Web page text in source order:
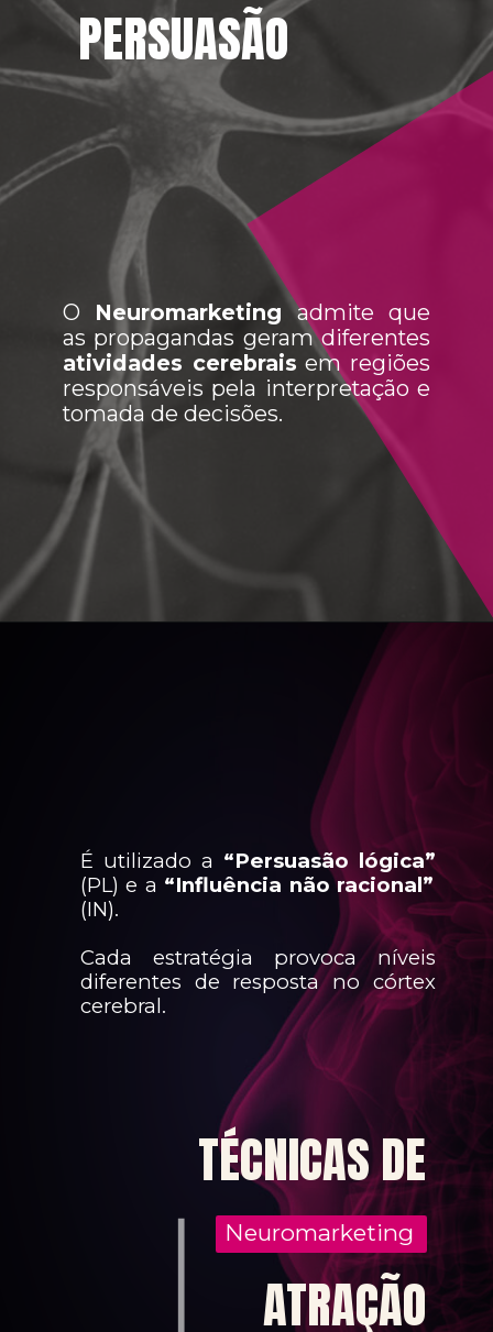
PERSUASÃO
O Neuromarketing
admite que
as propagandas geram diferentes
atividades cerebrais em regiões
responsáveis pela interpretação e
tomada de decisões.
Neuromarketing
É utilizado a “Persuasão lógica”
(PL) e a “Influência não racional”
(IN).
Cada estratégia provoca níveis
diferentes de resposta no córtex
cerebral.
TÉCNICAS DE
ATRAÇÃO